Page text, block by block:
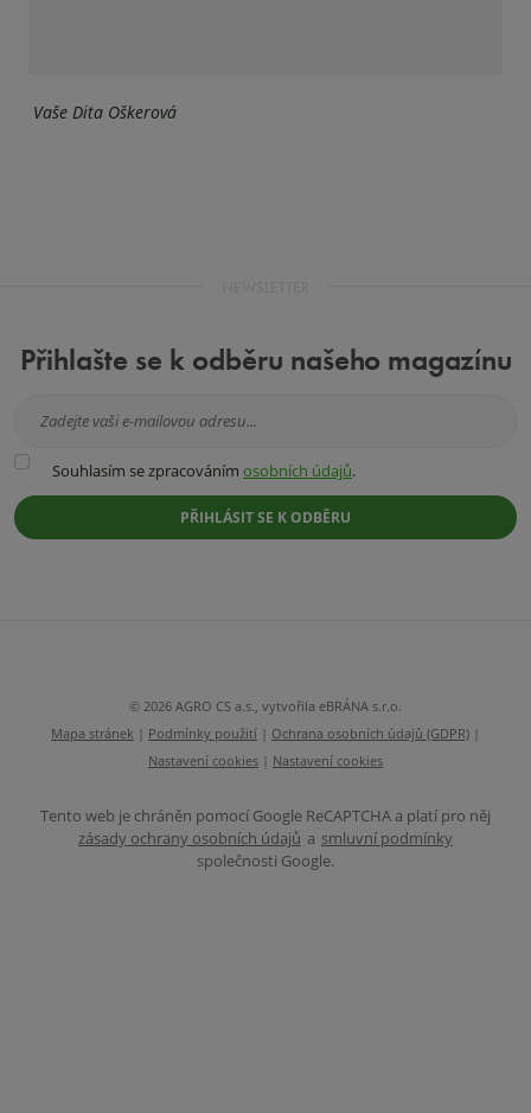
Vaše Dita Oškerová
Přihlašte se k odběru našeho magazínu
Souhlasím
zpracováním
osobních
Souhlasím se zpracováním osobních údajů.
PŘIHLÁSIT SE K ODBĚRU
© 2026 AGRO CS a.s., vytvořila eBRÁNA s.r.o.
Mapa stránek | Podmínky použití | Ochrana osobních údajů (GDPR) |
Nastavení cookies | Nastavení cookies
Tento web je chráněn pomocí Google ReCAPTCHA a platí pro něj
zásady ochrany osobních údajů a smluvní podmínky
společnosti Google.